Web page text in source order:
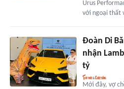
Urus
với ngoại thất
Đoàn Di
nhận
tỷ
Mới đây, vợ